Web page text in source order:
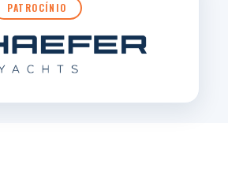
PATROCÍNIO